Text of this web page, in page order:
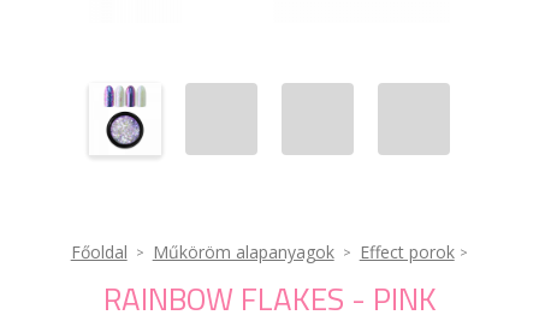
Főoldal Műköröm alapanyagok Effect porok
RAINBOW FLAKES - PINK